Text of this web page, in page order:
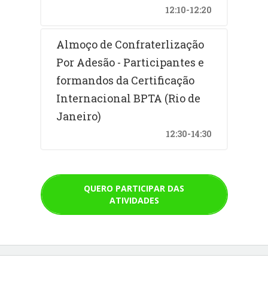
12:10-12:20
Almoço de Confraterlização
Por Adesão - Participantes e
formandos da Certificação
Internacional BPTA (Rio de
Janeiro)
12:30-14:30
QUERO PARTICIPAR DAS
ATIVIDADES